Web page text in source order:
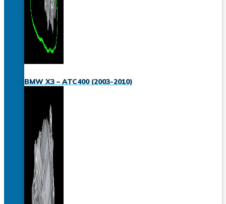
BMW X3 – ATC400 (2003-2010)